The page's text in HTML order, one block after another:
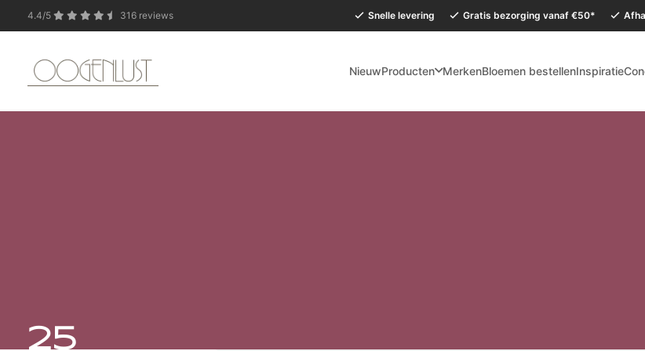
4.4/5 316 reviews Snelle levering Gratis bezorging vanaf €50*
NieuwProducten MerkenBloemen bestellenInspiratie
In verband met de zomervakantie is onze Conceptstore in Eersel van maandag 27
25